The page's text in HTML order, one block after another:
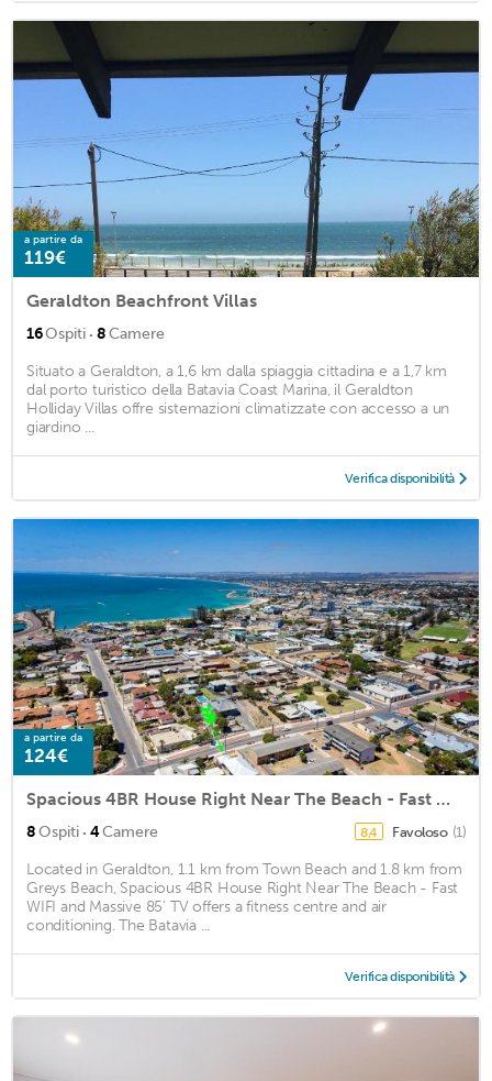
a partire da
119€
Geraldton Beachfront Villas
16Ospiti · 8Camere
Situato a Geraldton, a 1,6 km dalla spiaggia cittadina e a 1,7 km
dal porto turistico della Batavia Coast Marina, il Geraldton
Holliday Villas offre sistemazioni climatizzate con accesso a un
giardino ...
Verifica disponibilità
a partire da
124€
Spacious 4BR House Right Near The Beach - Fast WIFI and Massive 85' TV
8Ospiti · 4Camere 8,4 Favoloso (1)
Located in Geraldton, 1.1 km from Town Beach and 1.8 km from
Greys Beach, Spacious 4BR House Right Near The Beach - Fast
WIFI and Massive 85' TV offers a fitness centre and air
conditioning. The Batavia ...
Verifica disponibilità